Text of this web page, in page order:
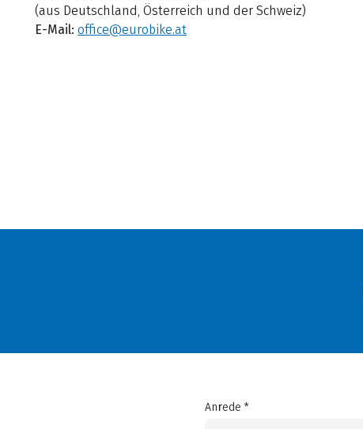
(aus Deutschland, Österreich und der Schweiz)
E-Mail: office@eurobike.at
Anrede *